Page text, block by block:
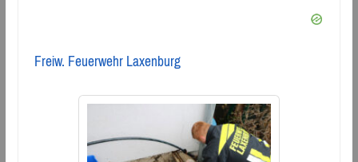
Freiw. Feuerwehr Laxenburg